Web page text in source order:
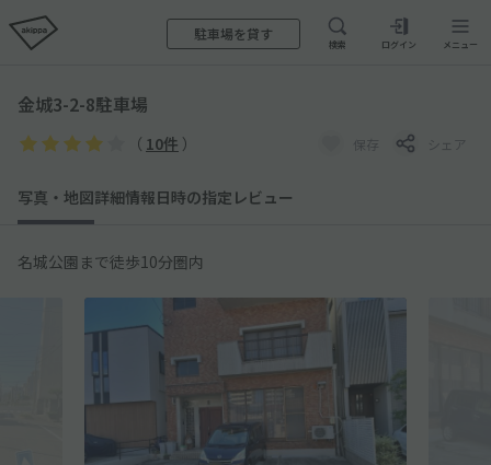
駐車場を貸す
検索 ログイン メニュー
金城3-2-8駐車場
（ 10件 ） 保存 シェア
写真・地図詳細情報日時の指定 レビュー
名城公園まで徒歩10分圏内